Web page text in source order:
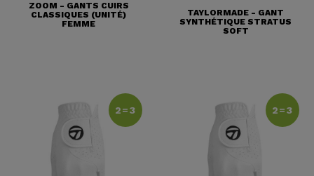
ZOOM - GANTS CUIRS
CLASSIQUES (UNITÉ)
FEMME
TAYLORMADE - GANT
SYNTHÉTIQUE STRATUS
SOFT
2=3 2=3